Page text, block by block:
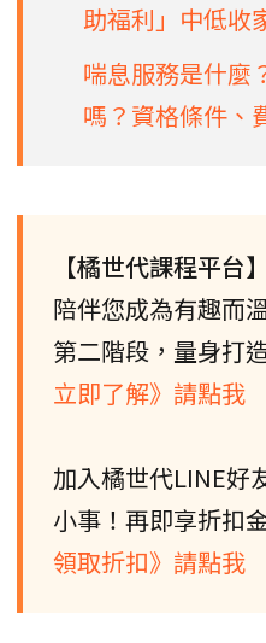
助福利」中低收
喘息服務是什麼
嗎？資格條件、
【橘世代課程平台】
陪伴您成為有趣而
第二階段，量身打
立即了解》請點我
加入橘世代LINE好
小事！再即享折扣
領取折扣》請點我